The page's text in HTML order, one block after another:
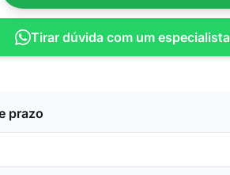
Tirar dúvida com um especialista
prazo